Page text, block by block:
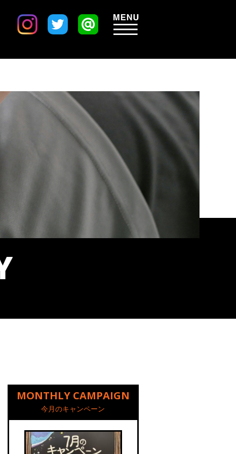
MONTHLY CAMPAIGN
今月のキャンペーン